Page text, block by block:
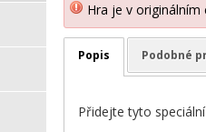
Hra je v
Popis Podobné
Přidejte tyto